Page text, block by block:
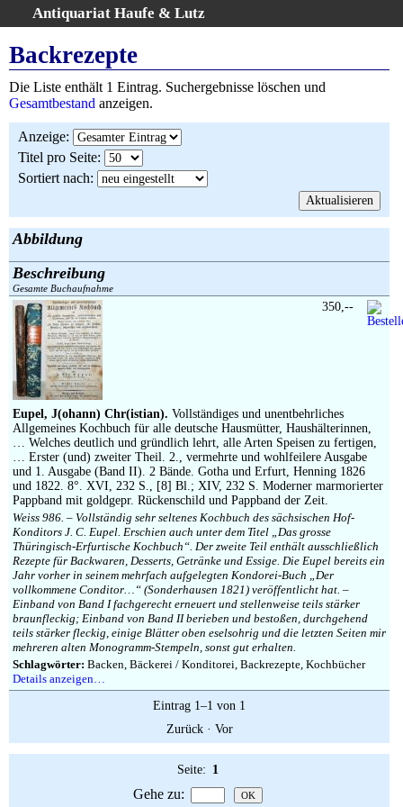
Antiquariat Haufe & Lutz
Home
Gesamtbestand
Kategorien
Schlagwörter
Suchergebnisse
AGB
Widerruf
Über uns
Aktuelle Kataloge
Kontakt
Ankauf
Links
Impressum
Backrezepte
Die Liste enthält 1 Eintrag. Suchergebnisse löschen und
Gesamtbestand anzeigen.
Anzeige:
Titel pro Seite:
Sortiert nach:
Abbildung
Beschreibung
Gesamte Buchaufnahme
Eupel, J(ohann) Chr(istian). Vollständiges und unentbehrliches
Allgemeines Kochbuch für alle deutsche Hausmütter, Haushälterinnen,
… Welches deutlich und gründlich lehrt, alle Arten Speisen zu fertigen,
… Erster (und) zweiter Theil. 2., vermehrte und wohlfeilere Ausgabe
und 1. Ausgabe (Band II). 2 Bände. Gotha und Erfurt, Henning 1826
und 1822. 8°. XVI, 232 S., [8] Bl.; XIV, 232 S. Moderner marmorierter
Pappband mit goldgepr. Rückenschild und Pappband der Zeit.
Weiss 986. – Vollständig sehr seltenes Kochbuch des sächsischen Hof-
Konditors J. C. Eupel. Erschien auch unter dem Titel „Das grosse
Thüringisch-Erfurtische Kochbuch“. Der zweite Teil enthält ausschließlich
Rezepte für Backwaren, Desserts, Getränke und Essige. Die Eupel bereits ein
Jahr vorher in seinem mehrfach aufgelegten Kondorei-Buch „Der
vollkommene Conditor…“ (Sonderhausen 1821) veröffentlicht hat. –
Einband von Band I fachgerecht erneuert und stellenweise teils stärker
braunfleckig; Einband von Band II berieben und bestoßen, durchgehend
teils stärker fleckig, einige Blätter oben eselsohrig und die letzten Seiten mir
mehreren alten Monogramm-Stempeln, sonst gut erhalten.
Schlagwörter: Backen, Bäckerei / Konditorei, Backrezepte, Kochbücher
Details anzeigen…
350,--
Eintrag 1–1 von 1
Zurück· Vor
Seite: 1
Gehe zu: